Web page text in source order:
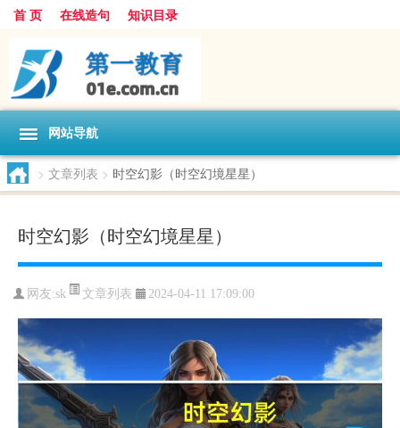
首 页 在线造句 知识目录
网站导航
> 文章列表 > 时空幻影（时空幻境星星）
时空幻影（时空幻境星星）
网友:sk 文章列表 2024-04-11 17:09:00